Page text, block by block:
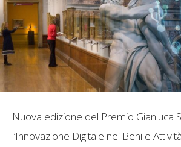
Nuova edizione del Premio Gianluca
l’Innovazione Digitale nei Beni e